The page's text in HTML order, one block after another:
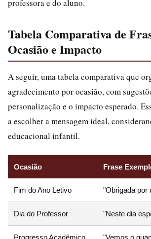
professora e do aluno.
Tabela Comparativa de
Ocasião e Impacto
A seguir, uma tabela comparativa que
agradecimento por ocasião, com
personalização e o impacto esperado.
a escolher a mensagem ideal,
educacional infantil.
Ocasião Frase
Fim do Ano Letivo "Obrigada por
Dia do Professor "Neste dia
Progresso Acadêmico "Vemos o